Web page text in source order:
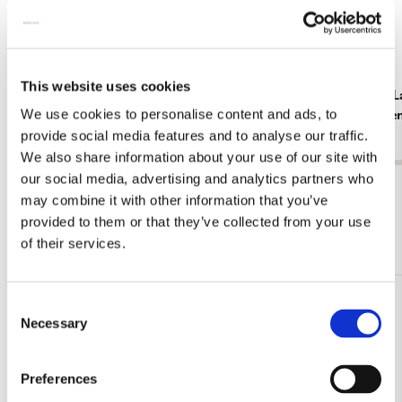
This website uses cookies
We use cookies to personalise content and ads, to
provide social media features and to analyse our traffic.
We also share information about your use of our site with
our social media, advertising and analytics partners who
may combine it with other information that you’ve
provided to them or that they’ve collected from your use
of their services.
Selection
Necessary
Preferences
Servetten: La Table bleue, Henri Le Sidaner,
Singer Laren
€ 3,99
Placemat:
Singer
€ 3,99
Bekijk alles van Henri Le Sidaner
Meer van Singer, Laren
Toevoegen